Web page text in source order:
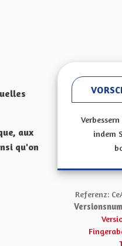
aux
qu'on
indem
Referenz: